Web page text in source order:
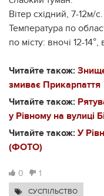
Вітер східний, 7-12м/с.
Температура по
по місту: вночі 12-
Читайте також:
змиває Прикарпаття
Читайте також:
у Рівному на вулиці
Читайте також: У
(ФОТО)
0 1
СУСПІЛЬСТВО